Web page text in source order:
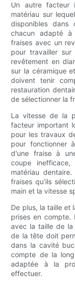
Un autre facteur
matériau sur
disponibles dans
chacun adapté à
fraises avec un
pour travailler
revêtement en
sur la céramique
doivent tenir
restauration
de sélectionner la
La vitesse de la
facteur important
pour les travaux
pour fonctionner
d'une fraise à
coupe
matériau
fraises qu’ils
main et la vitesse
De plus, la taille et
prises en
avec la taille de
de la tête doit
dans la cavité
compte de la
adaptée à la
effectuer.